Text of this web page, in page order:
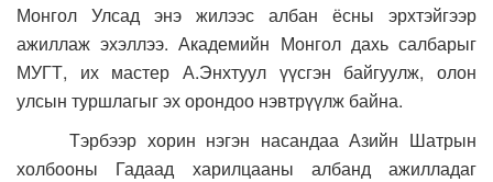
Монгол Улсад энэ жилээс албан ёсны эрхтэйгээр
ажиллаж эхэллээ. Академийн Монгол дахь салбарыг
МУГТ, их мастер А.Энхтуул үүсгэн байгуулж, олон
улсын туршлагыг эх орондоо нэвтрүүлж байна.
Тэрбээр хорин нэгэн насандаа Азийн Шатрын
холбооны Гадаад харилцааны албанд ажилладаг